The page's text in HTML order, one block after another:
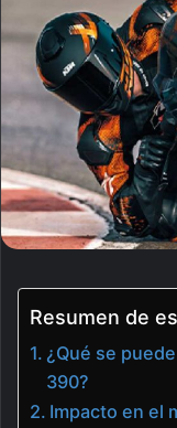
Resumen de
¿Qué se
390?
Impacto en el